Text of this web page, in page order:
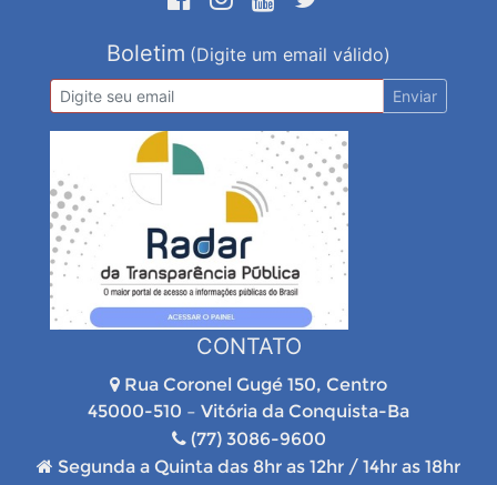
Boletim (Digite um email válido)
Enviar
CONTATO
Rua Coronel Gugé 150, Centro
45000-510 – Vitória da Conquista-Ba
(77) 3086-9600
Segunda a Quinta das 8hr as 12hr / 14hr as 18hr